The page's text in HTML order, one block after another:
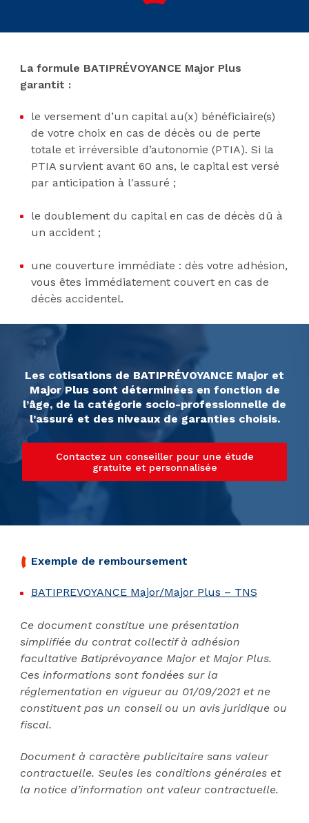
La formule BATIPRÉVOYANCE Major Plus
garantit :
le versement d’un capital au(x) bénéficiaire(s)
de votre choix en cas de décès ou de perte
totale et irréversible d’autonomie (PTIA). Si la
PTIA survient avant 60 ans, le capital est versé
par anticipation à l'assuré ;
le doublement du capital en cas de décès dû à
un accident ;
une couverture immédiate : dès votre adhésion,
vous êtes immédiatement couvert en cas de
décès accidentel.
Les cotisations de BATIPRÉVOYANCE Major et
Major Plus sont déterminées en fonction de
l’âge, de la catégorie socio-professionnelle de
l’assuré et des niveaux de garanties choisis.
Contactez un conseiller pour une étude
gratuite et personnalisée
Exemple de remboursement
BATIPREVOYANCE Major/Major Plus – TNS
Ce document constitue une présentation
simplifiée du contrat collectif à adhésion
facultative Batiprévoyance Major et Major Plus.
Ces informations sont fondées sur la
réglementation en vigueur au 01/09/2021 et ne
constituent pas un conseil ou un avis juridique ou
fiscal.
Document à caractère publicitaire sans valeur
contractuelle. Seules les conditions générales et
la notice d’information ont valeur contractuelle.